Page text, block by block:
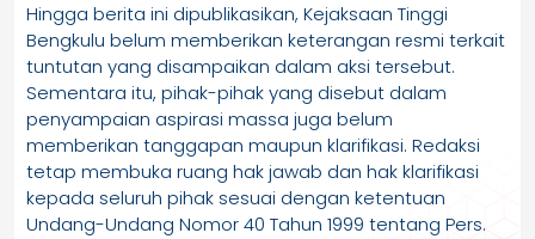
Hingga berita ini dipublikasikan, Kejaksaan Tinggi
Bengkulu belum memberikan keterangan resmi terkait
tuntutan yang disampaikan dalam aksi tersebut.
Sementara itu, pihak-pihak yang disebut dalam
penyampaian aspirasi massa juga belum
memberikan tanggapan maupun klarifikasi. Redaksi
tetap membuka ruang hak jawab dan hak klarifikasi
kepada seluruh pihak sesuai dengan ketentuan
Undang-Undang Nomor 40 Tahun 1999 tentang Pers.